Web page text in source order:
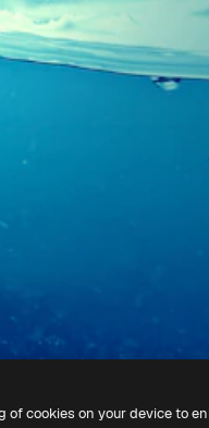
of cookies on your device to